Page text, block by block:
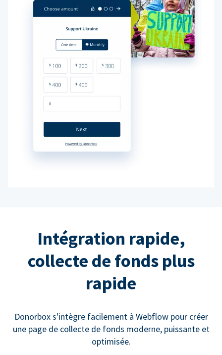
Intégration rapide,
collecte de fonds plus
rapide
Donorbox s'intègre facilement à Webflow pour créer
une page de collecte de fonds moderne, puissante et
optimisée.